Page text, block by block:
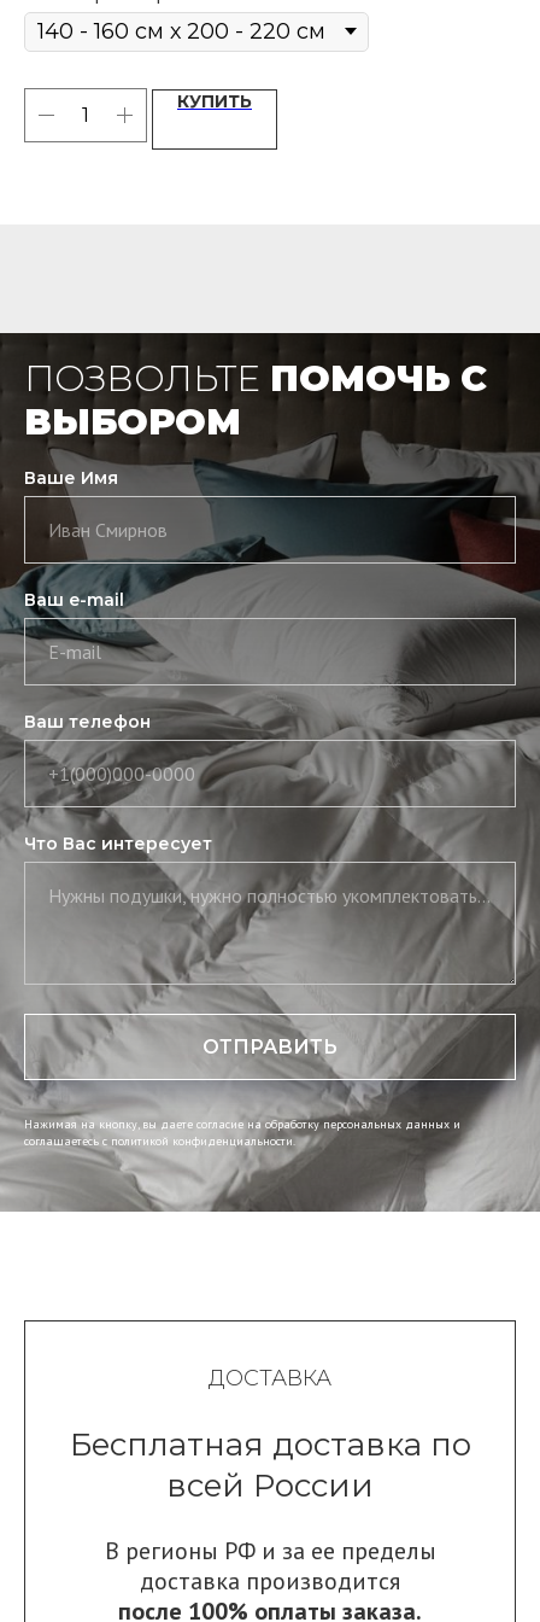
Fischbacher или HEFEL
КУПИТЬ
ПОЗВОЛЬТЕ ПОМОЧЬ С
ВЫБОРОМ
Ваше Имя
Иван Смирнов
Ваш e-mail
E-mail
Ваш телефон
+1(000)000-0000
Что Вас интересует
Нужны подушки, нужно полностью укомплектовать постель, нужны скатерть и салфетки
ОТПРАВИТЬ
Нажимая на кнопку, вы даете согласие на обработку персональных данных и
соглашаетесь c политикой конфиденциальности.
ДОСТАВКА
Бесплатная доставка по
всей России
В регионы РФ и за ее пределы
доставка производится
после 100% оплаты заказа.